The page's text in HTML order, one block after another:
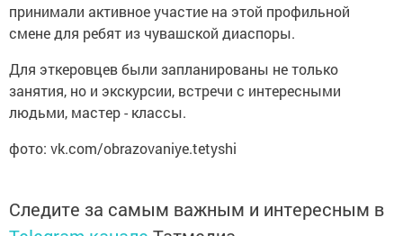
принимали активное участие на этой профильной
смене для ребят из чувашской диаспоры.
Для эткеровцев были запланированы не только
занятия, но и экскурсии, встречи с интересными
людьми, мастер - классы.
фото: vk.com/obrazovaniye.tetyshi
Следите за самым важным и интересным в